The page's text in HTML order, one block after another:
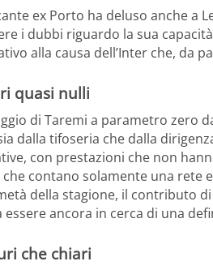
ex Porto ha deluso anche a
i dubbi riguardo la sua
alla causa dell’Inter che, da
quasi nulli
di Taremi a parametro zero
dalla tifoseria che dalla
con prestazioni che non
contano solamente una rete
della stagione, il contributo
essere ancora in cerca di una
che chiari